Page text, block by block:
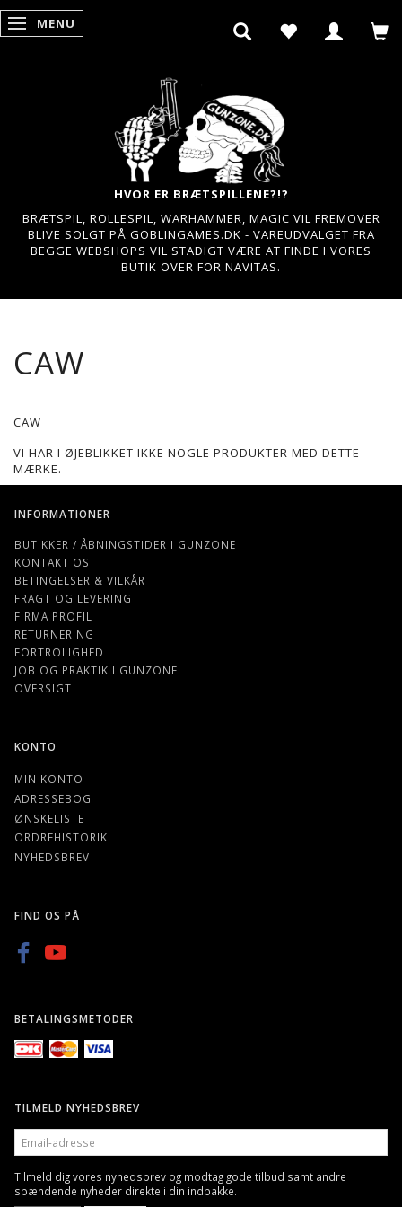
SKIFTE NAVIGATION
MENU
HVOR ER BRÆTSPILLENE?!?
BRÆTSPIL, ROLLESPIL, WARHAMMER, MAGIC VIL FREMOVER
BLIVE SOLGT PÅ GOBLINGAMES.DK - VAREUDVALGET FRA
BEGGE WEBSHOPS VIL STADIGT VÆRE AT FINDE I VORES
BUTIK OVER FOR NAVITAS.
CAW
CAW
VI HAR I ØJEBLIKKET IKKE NOGLE PRODUKTER MED DETTE
MÆRKE.
INFORMATIONER
BUTIKKER / ÅBNINGSTIDER I GUNZONE
KONTAKT OS
BETINGELSER & VILKÅR
FRAGT OG LEVERING
FIRMA PROFIL
RETURNERING
FORTROLIGHED
JOB OG PRAKTIK I GUNZONE
OVERSIGT
KONTO
MIN KONTO
ADRESSEBOG
ØNSKELISTE
ORDREHISTORIK
NYHEDSBREV
FIND OS PÅ
BETALINGSMETODER
TILMELD NYHEDSBREV
EMAIL-
ADRESSE
Tilmeld dig vores nyhedsbrev og modtag gode tilbud samt andre
spændende nyheder direkte i din indbakke.